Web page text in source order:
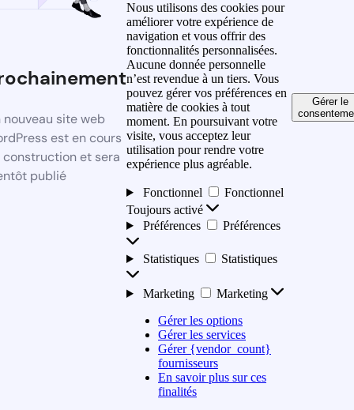
nouveau site web
est en cours
construction et sera
publié
Nous utilisons des cookies pour
améliorer votre expérience de
navigation et vous offrir des
fonctionnalités personnalisées.
Aucune donnée personnelle
n’est revendue à un tiers. Vous
pouvez gérer vos préférences en
matière de cookies à tout
moment. En poursuivant votre
visite, vous acceptez leur
utilisation pour rendre votre
expérience plus agréable.
Fonctionnel
Fonctionnel
Toujours activé
Préférences
Préférences
Statistiques Statistiques
Marketing
Marketing
Gérer les options
Gérer les services
Gérer {vendor_count}
fournisseurs
En savoir plus sur ces
finalités
Gérer le